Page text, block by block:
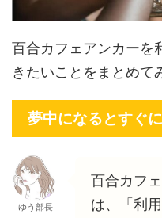
百合カフェアンカーを
きたいことをまとめて
夢中になるとすぐ
ゆう部長
百合カフ
は、「利